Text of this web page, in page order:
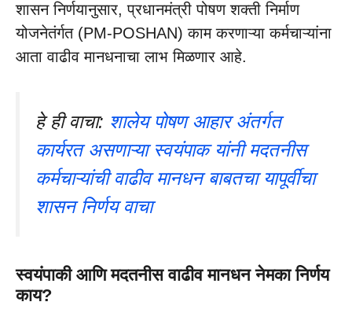
शासन निर्णयानुसार, प्रधानमंत्री पोषण शक्ती निर्माण
योजनेतंर्गत (PM-POSHAN) काम करणाऱ्या कर्मचाऱ्यांना
आता वाढीव मानधनाचा लाभ मिळणार आहे.
हे ही वाचा: शालेय पोषण आहार अंतर्गत
कार्यरत असणाऱ्या स्वयंपाक यांनी मदतनीस
कर्मचाऱ्यांची वाढीव मानधन बाबतचा यापूर्वीचा
शासन निर्णय वाचा
स्वयंपाकी आणि मदतनीस वाढीव मानधन नेमका निर्णय
काय?